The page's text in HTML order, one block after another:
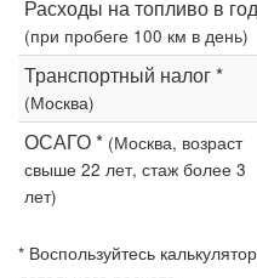
Расходы на топливо в год
(при пробеге 100 км в день)
Транспортный налог *
(Москва)
ОСАГО * (Москва, возраст
свыше 22 лет, стаж более 3
лет)
* Воспользуйтесь